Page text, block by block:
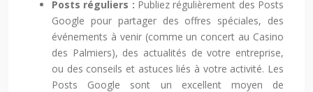
Posts réguliers : Publiez régulièrement des Posts
Google pour partager des offres spéciales, des
événements à venir (comme un concert au Casino
des Palmiers), des actualités de votre entreprise,
ou des conseils et astuces liés à votre activité. Les
Posts Google sont un excellent moyen de